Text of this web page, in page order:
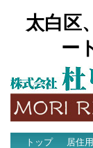
太白区
ー
トップ 居住